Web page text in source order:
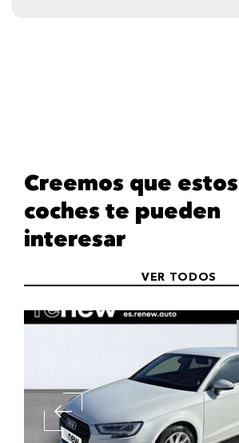
Creemos que estos
coches te pueden
interesar
VER TODOS